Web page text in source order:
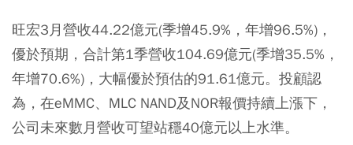
旺宏3月營收44.22億元(季增45.9%，年增96.5%)，
優於預期，合計第1季營收104.69億元(季增35.5%，
年增70.6%)，大幅優於預估的91.61億元。投顧認
為，在eMMC、MLC NAND及NOR報價持續上漲下，
公司未來數月營收可望站穩40億元以上水準。